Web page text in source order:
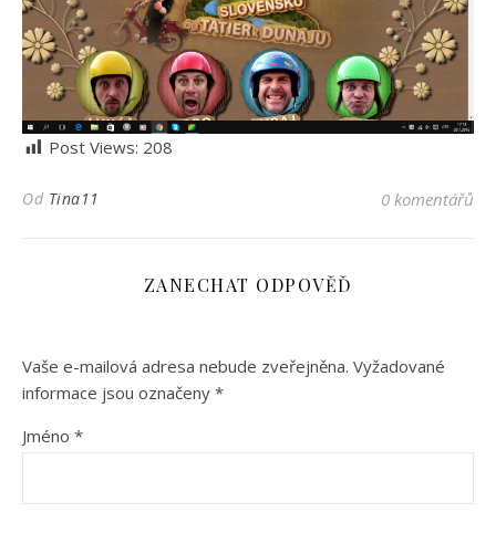
Post Views: 208
Od Tina11 0 komentářů
ZANECHAT ODPOVĚĎ
Vaše e-mailová adresa nebude zveřejněna. Vyžadované
informace jsou označeny *
Jméno *